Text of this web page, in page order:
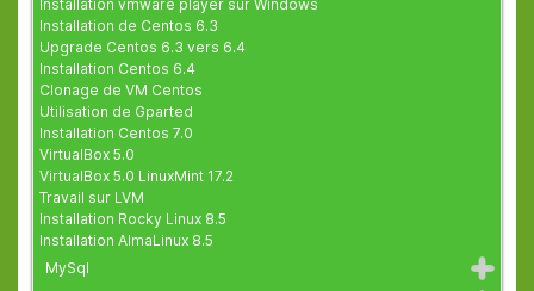
Installation vmware player sur Windows
Installation de Centos 6.3
Upgrade Centos 6.3 vers 6.4
Installation Centos 6.4
Clonage de VM Centos
Utilisation de Gparted
Installation Centos 7.0
VirtualBox 5.0
VirtualBox 5.0 LinuxMint 17.2
Travail sur LVM
Installation Rocky Linux 8.5
Installation AlmaLinux 8.5
MySql